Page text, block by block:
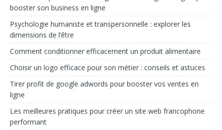
booster son business en ligne
Psychologie humaniste et transpersonnelle : explorer les
dimensions de l’être
Comment conditionner efficacement un produit alimentaire
Choisir un logo efficace pour son métier : conseils et astuces
Tirer profit de google adwords pour booster vos ventes en
ligne
Les meilleures pratiques pour créer un site web francophone
performant